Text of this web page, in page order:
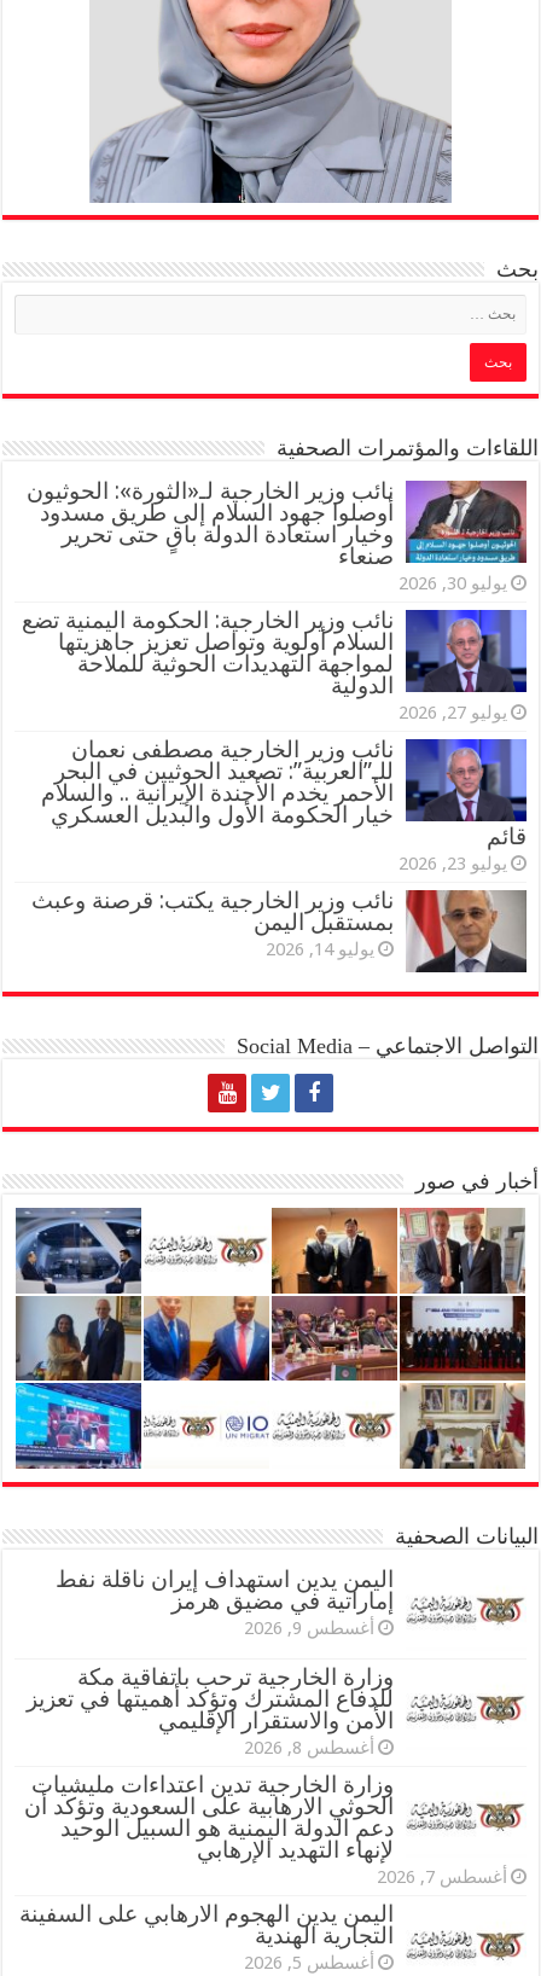
بحث
اللقاءات والمؤتمرات الصحفية
‏نائب وزير الخارجية لـ«الثورة»: الحوثيون
أوصلوا جهود السلام إلى طريق مسدود
وخيار استعادة الدولة باقٍ حتى تحرير
صنعاء
يوليو 30, 2026
نائب وزير الخارجية: الحكومة اليمنية تضع
السلام أولوية وتواصل تعزيز جاهزيتها
لمواجهة التهديدات الحوثية للملاحة
الدولية
يوليو 27, 2026
نائب وزير الخارجية مصطفى نعمان
للـ”العربية”: تصعيد الحوثيين في البحر
الأحمر يخدم الأجندة الإيرانية .. والسلام
خيار الحكومة الأول والبديل العسكري
قائم
يوليو 23, 2026
نائب وزير الخارجية يكتب: قرصنة وعبث
بمستقبل اليمن
يوليو 14, 2026
التواصل الاجتماعي – Social Media
أخبار في صور
البيانات الصحفية
اليمن يدين استهداف إيران ناقلة نفط
إماراتية في مضيق هرمز
أغسطس 9, 2026
وزارة الخارجية ترحب باتفاقية مكة
للدفاع المشترك وتؤكد أهميتها في تعزيز
الأمن والاستقرار الإقليمي
أغسطس 8, 2026
وزارة الخارجية تدين اعتداءات مليشيات
الحوثي الارهابية على السعودية وتؤكد أن
دعم الدولة اليمنية هو السبيل الوحيد
لإنهاء التهديد الإرهابي
أغسطس 7, 2026
اليمن يدين الهجوم الارهابي على السفينة
التجارية الهندية
أغسطس 5, 2026